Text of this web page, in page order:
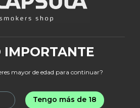
Special 18k Gold Edition
carrito
IMPORTANTE
mayor de edad para continuar?
Tengo más de 18